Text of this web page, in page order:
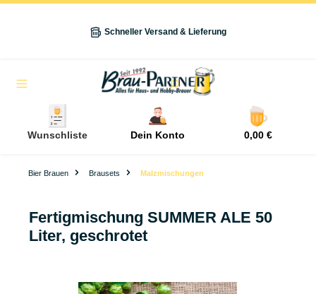
Schneller Versand & Lieferung
Wunschliste Dein Konto 0,00 €
Bier Brauen Brausets Malzmischungen
Fertigmischung SUMMER ALE 50
Liter, geschrotet
Bildergalerie überspringen